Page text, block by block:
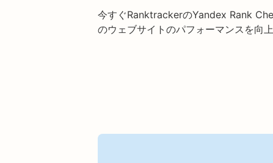
今すぐRanktrackerのYandex Rank
のウェブサイトのパフォーマンスを向上